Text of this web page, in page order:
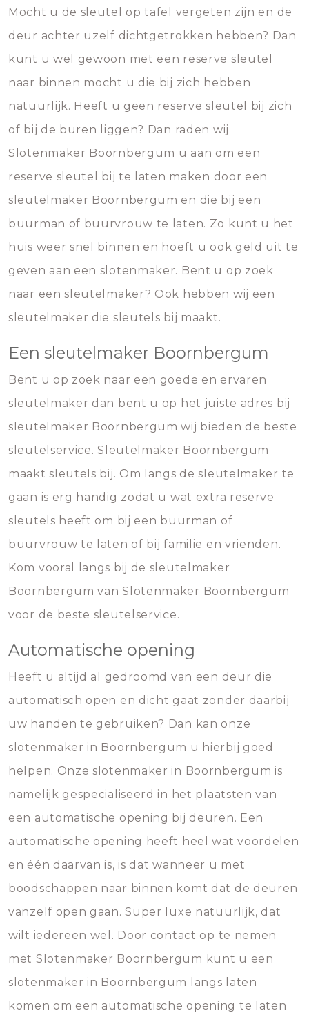
Mocht u de sleutel op tafel vergeten zijn en de
deur achter uzelf dichtgetrokken hebben? Dan
kunt u wel gewoon met een reserve sleutel
naar binnen mocht u die bij zich hebben
natuurlijk. Heeft u geen reserve sleutel bij zich
of bij de buren liggen? Dan raden wij
Slotenmaker Boornbergum u aan om een
reserve sleutel bij te laten maken door een
sleutelmaker Boornbergum en die bij een
buurman of buurvrouw te laten. Zo kunt u het
huis weer snel binnen en hoeft u ook geld uit te
geven aan een slotenmaker. Bent u op zoek
naar een sleutelmaker? Ook hebben wij een
sleutelmaker die sleutels bij maakt.
Een sleutelmaker Boornbergum
Bent u op zoek naar een goede en ervaren
sleutelmaker dan bent u op het juiste adres bij
sleutelmaker Boornbergum wij bieden de beste
sleutelservice. Sleutelmaker Boornbergum
maakt sleutels bij. Om langs de sleutelmaker te
gaan is erg handig zodat u wat extra reserve
sleutels heeft om bij een buurman of
buurvrouw te laten of bij familie en vrienden.
Kom vooral langs bij de sleutelmaker
Boornbergum van Slotenmaker Boornbergum
voor de beste sleutelservice.
Automatische opening
Heeft u altijd al gedroomd van een deur die
automatisch open en dicht gaat zonder daarbij
uw handen te gebruiken? Dan kan onze
slotenmaker in Boornbergum u hierbij goed
helpen. Onze slotenmaker in Boornbergum is
namelijk gespecialiseerd in het plaatsten van
een automatische opening bij deuren. Een
automatische opening heeft heel wat voordelen
en één daarvan is, is dat wanneer u met
boodschappen naar binnen komt dat de deuren
vanzelf open gaan. Super luxe natuurlijk, dat
wilt iedereen wel. Door contact op te nemen
met Slotenmaker Boornbergum kunt u een
slotenmaker in Boornbergum langs laten
komen om een automatische opening te laten